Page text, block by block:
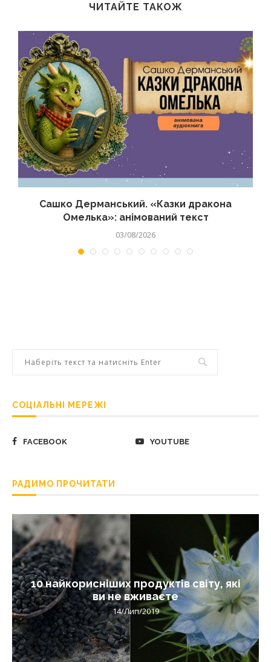
ЧИТАЙТЕ ТАКОЖ
Сашко Дерманський. «Казки дракона
Омелька»: анімований текст
03/08/2026
СОЦІАЛЬНІ МЕРЕЖІ
FACEBOOK YOUTUBE
РАДИМО ПРОЧИТАТИ
10 найкорисніших продуктів світу, які
ви не вживаєте
14/Лип/2019